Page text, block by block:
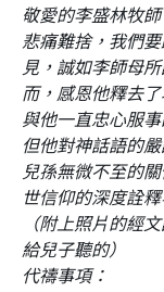
敬愛的李盛林牧
悲痛難捨，我們
見，誠如李師母
而，感恩他釋去
與他一直忠心服
但他對神話語的
兒孫無微不至的
世信仰的深度詮
（附上照片的經
給兒子聽的）
代禱事項：